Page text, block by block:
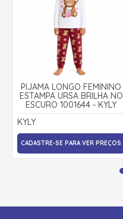
PIJAMA LONGO FEMININO
ESTAMPA URSA BRILHA NO
ESCURO 1001644 - KYLY
KYLY
CADASTRE-SE PARA VER PREÇOS